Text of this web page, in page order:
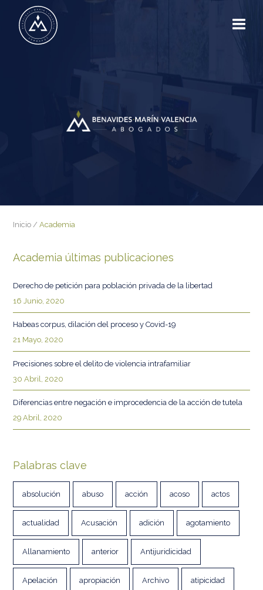
Inicio /Academia
Academia últimas publicaciones
Derecho de petición para población privada de la libertad
16 Junio, 2020
Habeas corpus, dilación del proceso y Covid-19
21 Mayo, 2020
Precisiones sobre el delito de violencia intrafamiliar
30 Abril, 2020
Diferencias entre negación e improcedencia de la acción de tutela
29 Abril, 2020
Palabras clave
absolución abuso acción acoso actos
actualidad Acusación adición agotamiento
Allanamiento anterior Antijuridicidad
Apelación apropiación Archivo atipicidad